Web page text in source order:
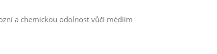
a chemickou odolnost vůči médiím